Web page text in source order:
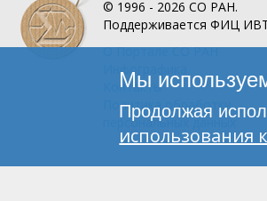
© 1996 - 2026 СО РАН.
Поддерживается ФИЦ
О ПорталеСО РАН
Инфографика
Контакты
Политика обработки
персональных данных
Мы
Продолжая
использования